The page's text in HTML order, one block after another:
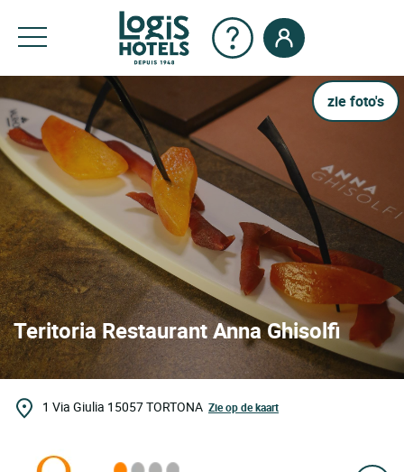
zie foto's
Teritoria Restaurant Anna Ghisolfi
1 Via Giulia 15057TORTONA Zie op de kaart